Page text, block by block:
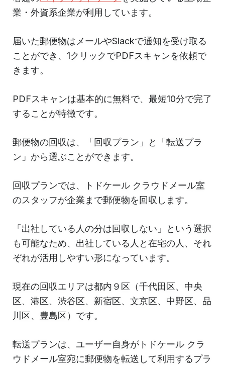
業・外資系企業が利用しています。
届いた郵便物はメールやSlackで通知を受け取る
ことができ、1クリックでPDFスキャンを依頼で
きます。
PDFスキャンは基本的に無料で、最短10分で完了
することが特徴です。
郵便物の回収は、「回収プラン」と「転送プラ
ン」から選ぶことができます。
回収プランでは、トドケール クラウドメール室
のスタッフが企業まで郵便物を回収します。
「出社している人の分は回収しない」という選択
も可能なため、出社している人と在宅の人、それ
ぞれが活用しやすい形になっています。
現在の回収エリアは都内９区（千代田区、中央
区、港区、渋谷区、新宿区、文京区、中野区、品
川区、豊島区）です。
転送プランは、ユーザー自身がトドケール クラ
ウドメール室宛に郵便物を転送して利用するプラ